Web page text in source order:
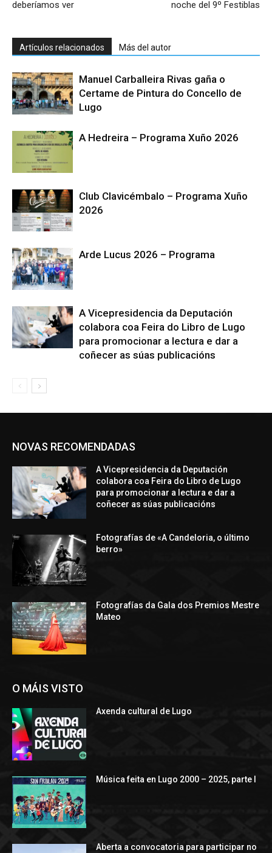
deberíamos ver noche del 9º Festiblas
Artículos relacionados Más del autor
Manuel Carballeira Rivas gaña o
Certame de Pintura do Concello de
Lugo
A Hedreira – Programa Xuño 2026
Club Clavicémbalo – Programa Xuño
2026
Arde Lucus 2026 – Programa
A Vicepresidencia da Deputación
colabora coa Feira do Libro de Lugo
para promocionar a lectura e dar a
coñecer as súas publicacións
NOVAS RECOMENDADAS
A Vicepresidencia da Deputación
colabora coa Feira do Libro de Lugo
para promocionar a lectura e dar a
coñecer as súas publicacións
Fotografías de «A Candeloria, o último
berro»
Fotografías da Gala dos Premios Mestre
Mateo
O MÁIS VISTO
Axenda cultural de Lugo
Música feita en Lugo 2000 – 2025, parte I
Aberta a convocatoria para participar no